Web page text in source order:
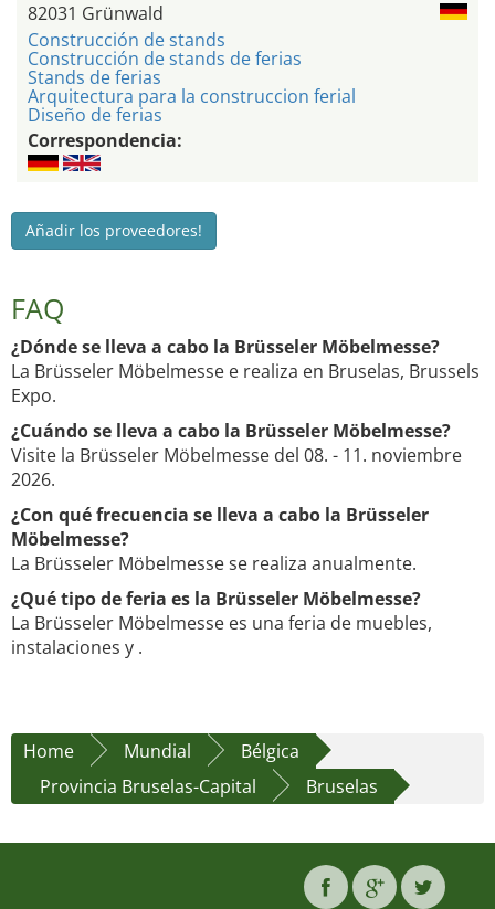
82031 Grünwald
Construcción de stands
Construcción de stands de ferias
Stands de ferias
Arquitectura para la construccion ferial
Diseño de ferias
Correspondencia:
Añadir los proveedores!
FAQ
¿Dónde se lleva a cabo la Brüsseler Möbelmesse?
La Brüsseler Möbelmesse e realiza en Bruselas, Brussels
Expo.
¿Cuándo se lleva a cabo la Brüsseler Möbelmesse?
Visite la Brüsseler Möbelmesse del 08. - 11. noviembre
2026.
¿Con qué frecuencia se lleva a cabo la Brüsseler
Möbelmesse?
La Brüsseler Möbelmesse se realiza anualmente.
¿Qué tipo de feria es la Brüsseler Möbelmesse?
La Brüsseler Möbelmesse es una feria de muebles,
instalaciones y .
Home Mundial
Bélgica
Provincia Bruselas-Capital
Bruselas